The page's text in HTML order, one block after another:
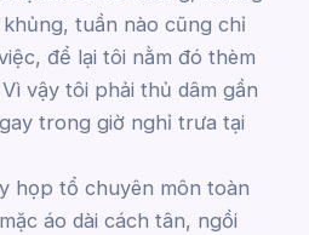
tuần nào cũng chỉ
để lại tôi nằm đó thèm
vậy tôi phải thủ dâm gần
trong giờ nghỉ trưa tại
họp tổ chuyên môn toàn
áo dài cách tân, ngồi